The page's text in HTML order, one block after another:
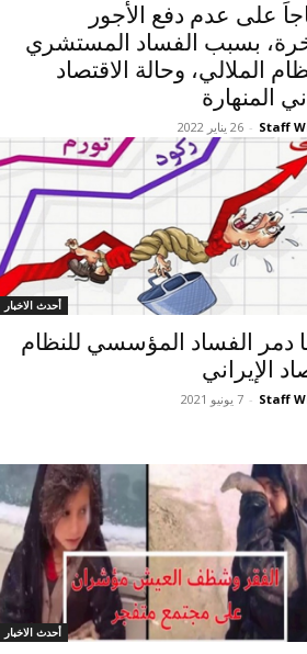
علی عدم دفع الأجور
بسبب الفساد المستشري
الملالي، وحالة الاقتصاد
المنهارة
Staff
- 26 يناير 2022
أحدث الاخبار
دمر الفساد المؤسسي للنظام
الإيراني
Staff
- 7 يونيو 2021
أحدث الاخبار